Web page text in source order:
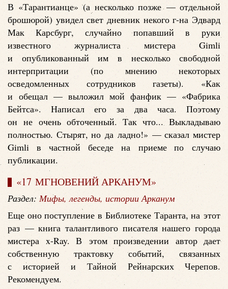
В «Тарантианце» (а несколько позже — отдельной
брошюрой) увидел свет дневник некого г-на Эдвард
Мак Карсбург, случайно попавший в руки
известного журналиста мистера Gimli
и опубликованный им в несколько свободной
интерпритации (по мнению некоторых
осведомленных сотрудников газеты). «Как
и обещал — выложил мой фанфик — «Фабрика
Бейтса». Написал его за два часа. Поэтому
он не очень обточенный. Так что... Выкладываю
полностью. Стырят, но да ладно!» — сказал мистер
Gimli в частной беседе на приеме по случаю
публикации.
«17 МГНОВЕНИЙ АРКАНУМ»
Раздел:Мифы, легенды, истории Арканум
Еще оно поступление в Библиотеке Таранта, на этот
раз — книга талантливого писателя нашего города
мистера x-Ray. В этом произведении автор дает
собственную трактовку событий, связанных
с историей и Тайной Рейнарских Черепов.
Рекомендуем.